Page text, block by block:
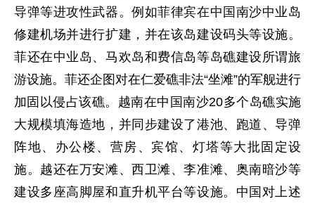
导弹等进攻性武器。例如菲律宾在中国南沙中业岛
修建机场并进行扩建，并在该岛建设码头等设施。
菲还在中业岛、马欢岛和费信岛等岛礁建设所谓旅
游设施。菲还企图对在仁爱礁非法“坐滩”的军舰进行
加固以侵占该礁。越南在中国南沙20多个岛礁实施
大规模填海造地，并同步建设了港池、跑道、导弹
阵地、办公楼、营房、宾馆、灯塔等大批固定设
施。越还在万安滩、西卫滩、李准滩、奥南暗沙等
建设多座高脚屋和直升机平台等设施。中国对上述